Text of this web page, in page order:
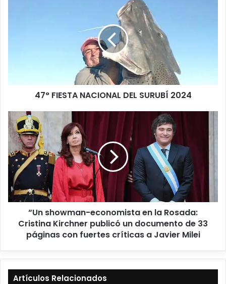
47° FIESTA NACIONAL DEL SURUBÍ 2024
“Un showman-economista en la Rosada:
Cristina Kirchner publicó un documento de 33
páginas con fuertes críticas a Javier Milei
Artículos Relacionados